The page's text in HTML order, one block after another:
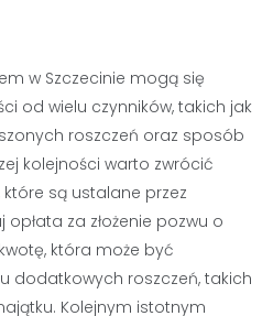
w Szczecinie mogą się
od wielu czynników, takich jak
roszczeń oraz sposób
kolejności warto zwrócić
są ustalane przez
za złożenie pozwu o
która może być
dodatkowych roszczeń, takich
Kolejnym istotnym